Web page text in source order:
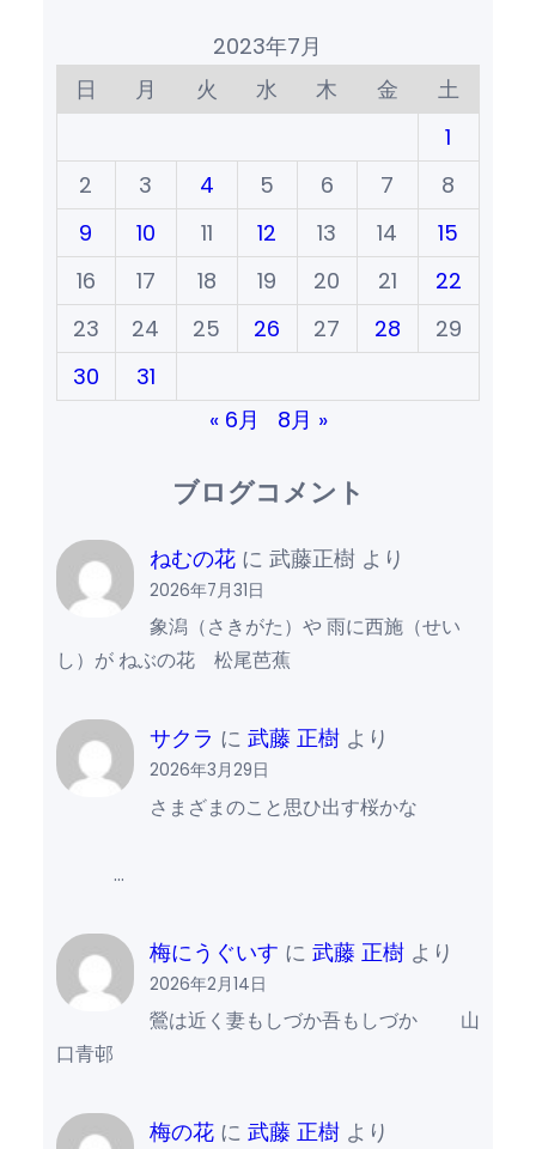
2023年7月
日
月 火 水 木 金
土
1
2
3 4 5 6 7
8
9
10 11 12 13 14
15
16
17 18 19 20 21
22
23
24 25 26 27 28
29
30
31
« 6月
8月 »
ブログコメント
ねむの花 に武藤正樹 より
2026年7月31日
象潟（さきがた）や 雨に西施（せい
し）が ねぶの花 松尾芭蕉
サクラ に武藤 正樹 より
2026年3月29日
さまざまのこと思ひ出す桜かな
…
梅にうぐいす に武藤 正樹 より
2026年2月14日
鶯は近く妻もしづか吾もしづか 山
口青邨
梅の花 に武藤 正樹 より